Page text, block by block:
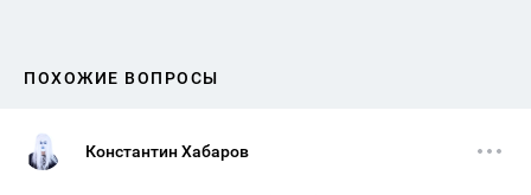
ПОХОЖИЕ ВОПРОСЫ
Константин Хабаров